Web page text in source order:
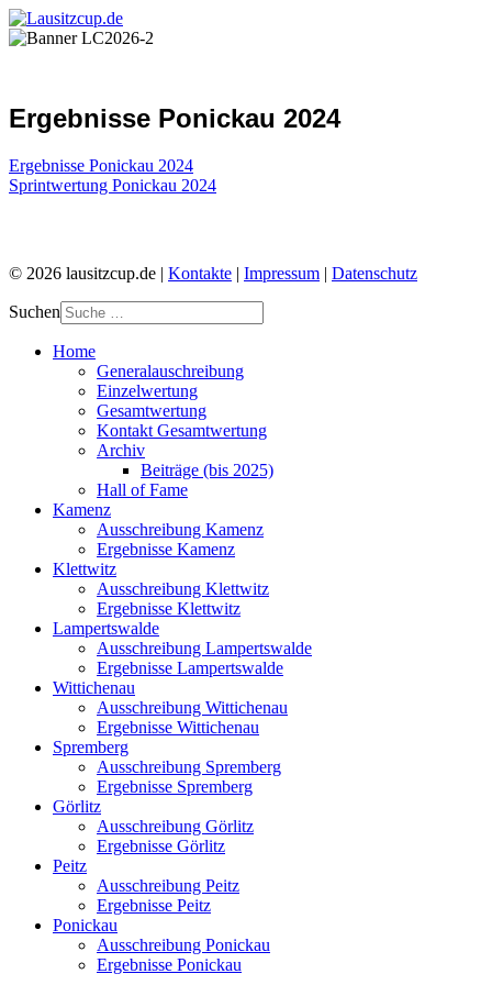
Ergebnisse Ponickau 2024
Ergebnisse Ponickau 2024
Sprintwertung Ponickau 2024
© 2026 lausitzcup.de | Kontakte | Impressum | Datenschutz
Suchen
Home
Generalauschreibung
Einzelwertung
Gesamtwertung
Kontakt Gesamtwertung
Archiv
Beiträge (bis 2025)
Hall of Fame
Kamenz
Ausschreibung Kamenz
Ergebnisse Kamenz
Klettwitz
Ausschreibung Klettwitz
Ergebnisse Klettwitz
Lampertswalde
Ausschreibung Lampertswalde
Ergebnisse Lampertswalde
Wittichenau
Ausschreibung Wittichenau
Ergebnisse Wittichenau
Spremberg
Ausschreibung Spremberg
Ergebnisse Spremberg
Görlitz
Ausschreibung Görlitz
Ergebnisse Görlitz
Peitz
Ausschreibung Peitz
Ergebnisse Peitz
Ponickau
Ausschreibung Ponickau
Ergebnisse Ponickau